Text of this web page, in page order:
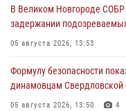
В Великом Новгороде СОБР
задержании
05 августа 2026, 13:53
Формулу безопасности
динамовцам Свердловской
05 августа 2026, 13:50 4